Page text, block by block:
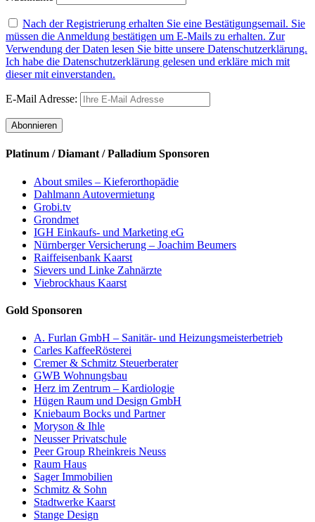
Nach der Registrierung erhalten Sie eine Bestätigungsemail. Sie
müssen die Anmeldung bestätigen um E-Mails zu erhalten. Zur
Verwendung der Daten lesen Sie bitte unsere Datenschutzerklärung.
Ich habe die Datenschutzerklärung gelesen und erkläre mich mit
dieser mit einverstanden.
E-Mail Adresse:
Platinum / Diamant / Palladium Sponsoren
About smiles – Kieferorthopädie
Dahlmann Autovermietung
Grobi.tv
Grondmet
IGH Einkaufs- und Marketing eG
Nürnberger Versicherung – Joachim Beumers
Raiffeisenbank Kaarst
Sievers und Linke Zahnärzte
Viebrockhaus Kaarst
Gold Sponsoren
A. Furlan GmbH – Sanitär- und Heizungsmeisterbetrieb
Carles KaffeeRösterei
Cremer & Schmitz Steuerberater
GWB Wohnungsbau
Herz im Zentrum – Kardiologie
Hügen Raum und Design GmbH
Kniebaum Bocks und Partner
Moryson & Ihle
Neusser Privatschule
Peer Group Rheinkreis Neuss
Raum Haus
Sager Immobilien
Schmitz & Sohn
Stadtwerke Kaarst
Stange Design